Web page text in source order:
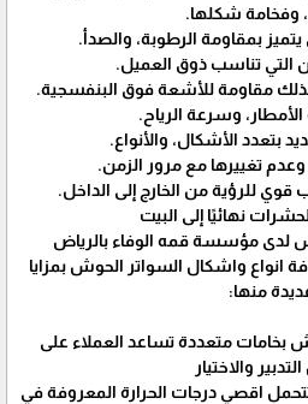
وفخامة شكلها.
يتميز بمقاومة الرطوبة، والصدأ.
التي تناسب ذوق العميل.
مقاومة للأشعة فوق البنفسجية.
وسرعة الرياح.
بتعدد الأشكال، والأنواع.
وعدم تغييرها مع مرور الزمن.
قوي للرؤية من الخارج إلى الداخل.
نهائيًا إلى البيت
لدى مؤسسة قمه الوفاء بالرياض
انواع واشكال السواتر الحوش بمزايا
منها:
بخامات متعددة تساعد العملاء على
والاختيار
اقصي درجات الحرارة المعروفة في